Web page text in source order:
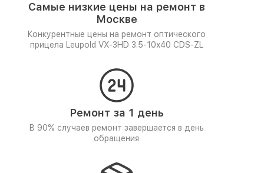
Самые низкие цены на ремонт в
Москве
Конкурентные цены на ремонт оптического
прицела Leupold VX-3HD 3.5-10x40 CDS-ZL
Ремонт за 1 день
В 90% случаев ремонт завершается в день
обращения